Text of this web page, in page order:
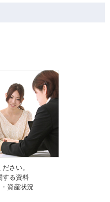
さい。
する資料
資産状況